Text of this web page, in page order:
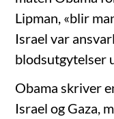
Lipman, «blir
Israel var
blodsutgytelser
Obama skriver
Israel og Gaza,